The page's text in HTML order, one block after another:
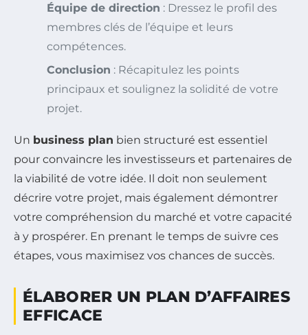
Équipe de direction : Dressez le profil des
membres clés de l’équipe et leurs
compétences.
Conclusion : Récapitulez les points
principaux et soulignez la solidité de votre
projet.
Un business plan bien structuré est essentiel
pour convaincre les investisseurs et partenaires de
la viabilité de votre idée. Il doit non seulement
décrire votre projet, mais également démontrer
votre compréhension du marché et votre capacité
à y prospérer. En prenant le temps de suivre ces
étapes, vous maximisez vos chances de succès.
ÉLABORER UN PLAN D’AFFAIRES
EFFICACE